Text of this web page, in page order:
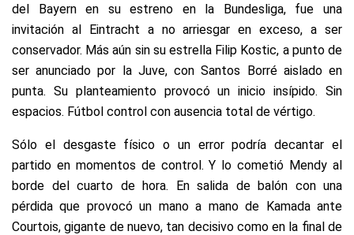
del Bayern en su estreno en la Bundesliga, fue una
invitación al Eintracht a no arriesgar en exceso, a ser
conservador. Más aún sin su estrella Filip Kostic, a punto de
ser anunciado por la Juve, con Santos Borré aislado en
punta. Su planteamiento provocó un inicio insípido. Sin
espacios. Fútbol control con ausencia total de vértigo.
Sólo el desgaste físico o un error podría decantar el
partido en momentos de control. Y lo cometió Mendy al
borde del cuarto de hora. En salida de balón con una
pérdida que provocó un mano a mano de Kamada ante
Courtois, gigante de nuevo, tan decisivo como en la final de